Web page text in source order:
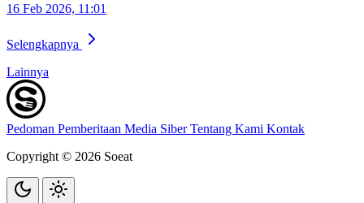
16 Feb 2026, 11:01
Selengkapnya
Lainnya
Pedoman Pemberitaan Media SiberTentang Kami Kontak
Copyright © 2026 Soeat